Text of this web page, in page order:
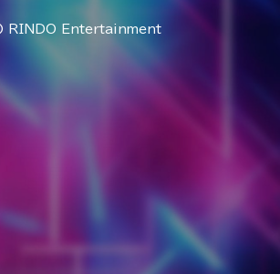
RINDO Entertainment